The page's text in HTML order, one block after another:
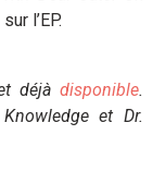
l’EP.
déjà disponible.
et Dr.